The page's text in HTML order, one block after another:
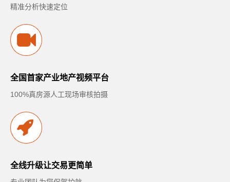
精准分析快速定位
全国首家产业地产视频平台
100%真房源人工现场审核拍摄
全线升级让交易更简单